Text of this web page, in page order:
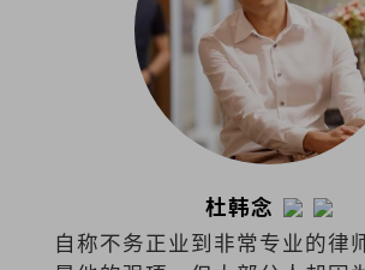
杜韩念
自称不务正业到非常专业的律